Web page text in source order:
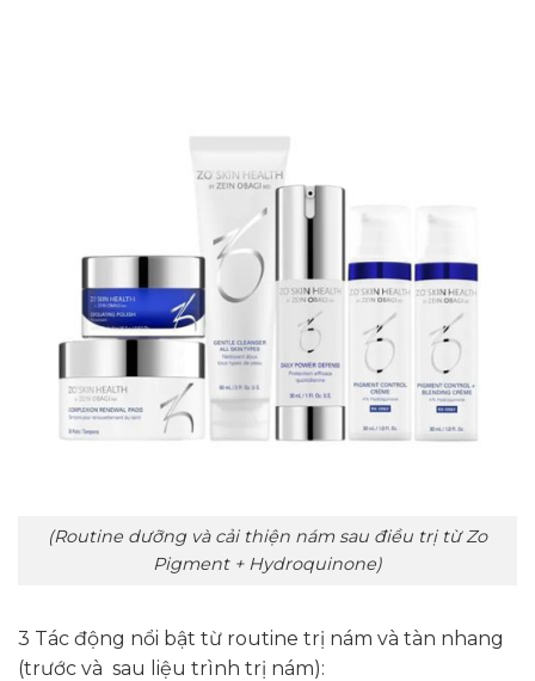
(Routine dưỡng và cải thiện nám sau điều trị từ Zo
Pigment + Hydroquinone)
3 Tác động nổi bật từ routine trị nám và tàn nhang
(trước và sau liệu trình trị nám):